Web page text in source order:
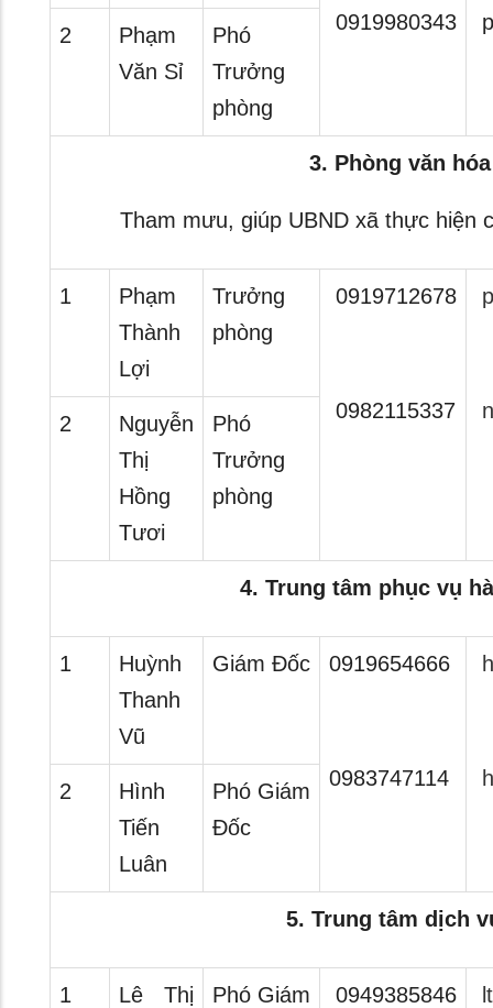
0919980343
2
Phạm
Văn Sỉ
Phó
Trưởng
phòng
3. Phòng văn
Tham mưu, giúp UBND xã thực hiện
1
Phạm
Thành
Lợi
Trưởng
phòng
0919712678
0982115337
2
Nguyễn
Thị
Hồng
Tươi
Phó
Trưởng
phòng
4. Trung tâm phục vụ
1
Huỳnh
Thanh
Vũ
Giám Đốc 0919654666
0983747114
2
Hình
Tiến
Luân
Phó Giám
Đốc
5. Trung tâm dịch
1
Lê Thị
Phó Giám
0949385846